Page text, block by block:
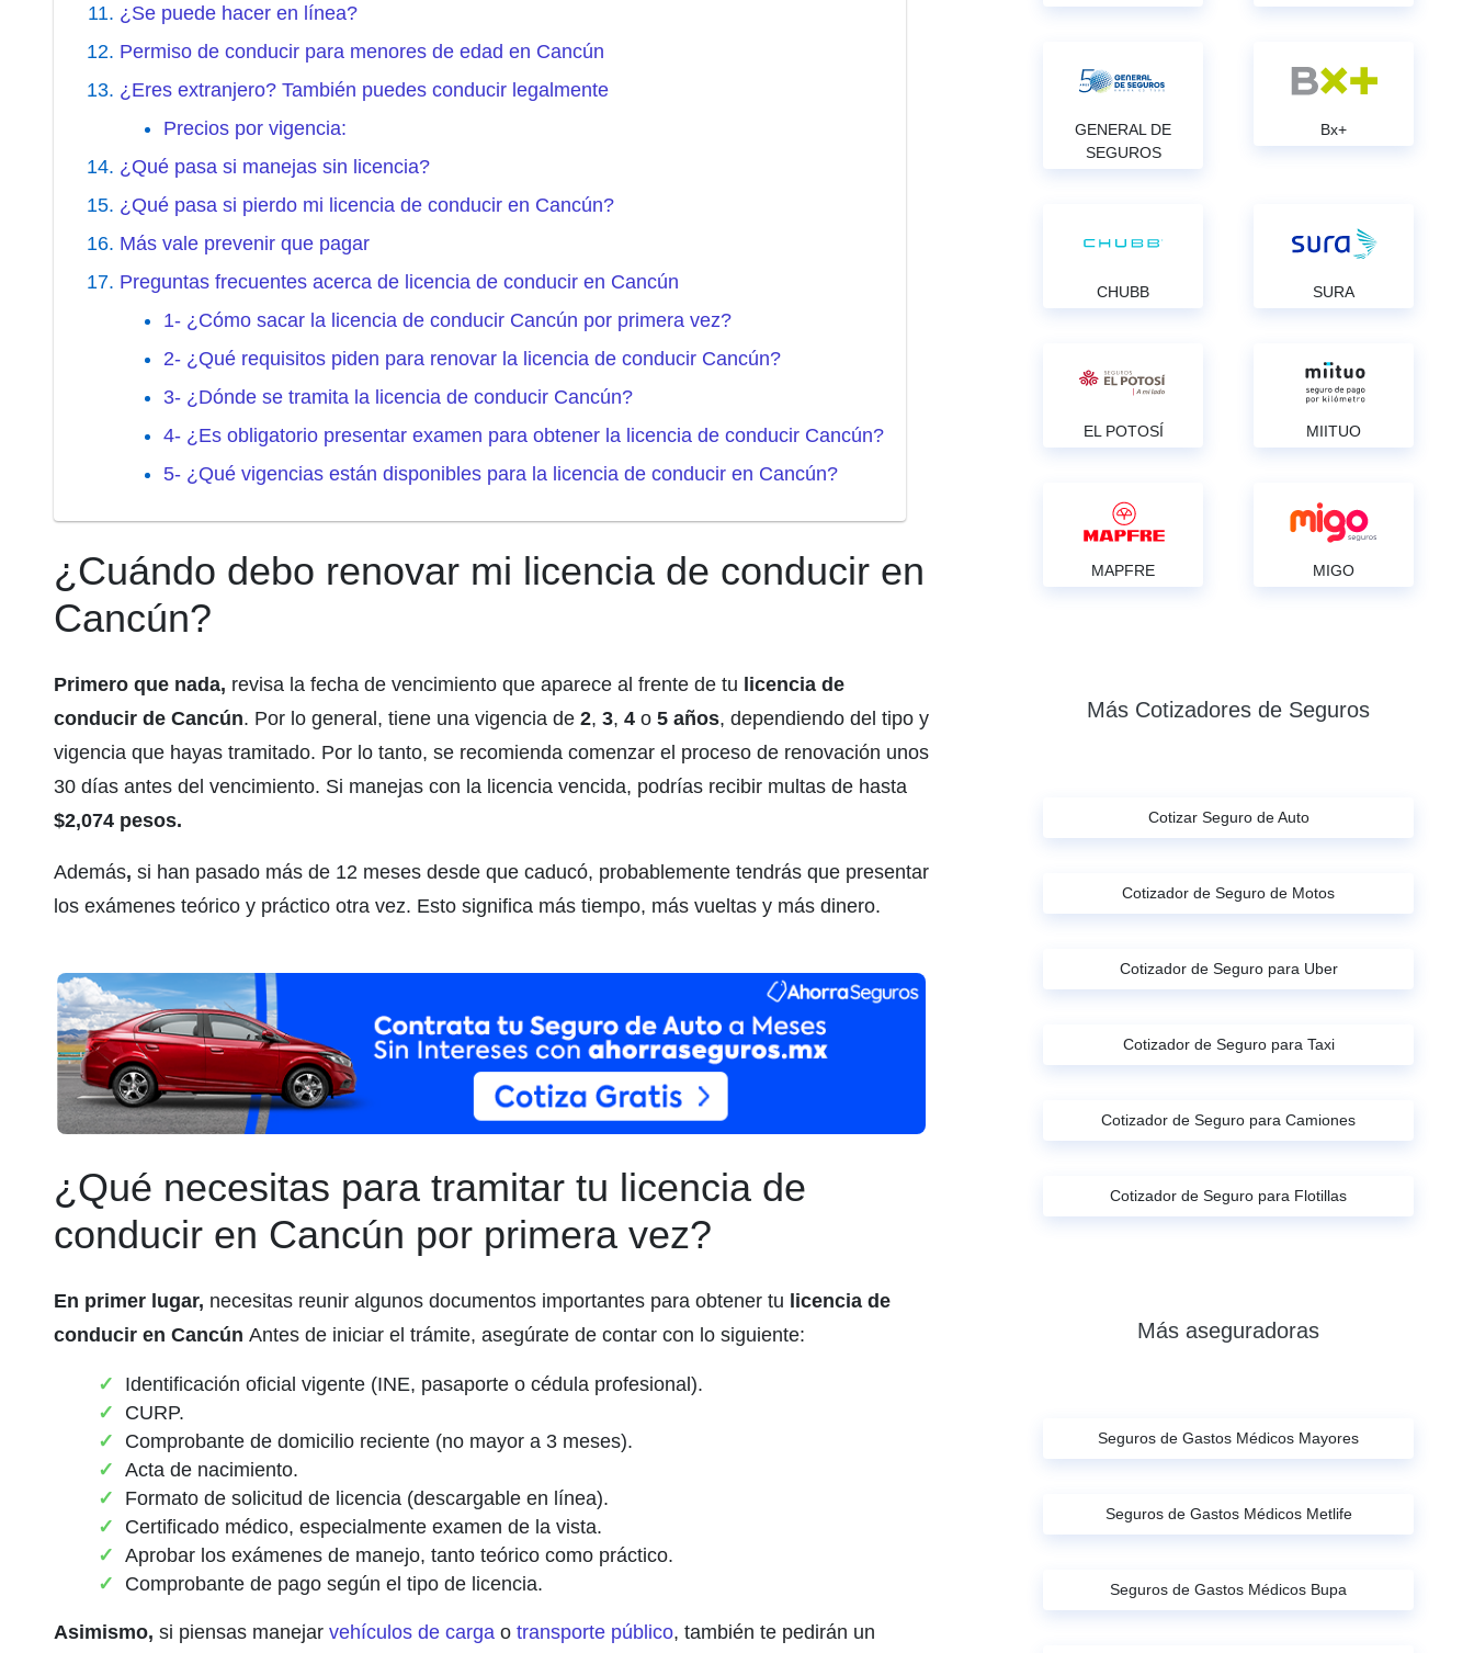
¿Se puede hacer en línea?
Permiso de conducir para menores de edad en Cancún
¿Eres extranjero? También puedes conducir legalmente
Precios por vigencia:
¿Qué pasa si manejas sin licencia?
¿Qué pasa si pierdo mi licencia de conducir en Cancún?
Más vale prevenir que pagar
Preguntas frecuentes acerca de licencia de conducir en Cancún
1- ¿Cómo sacar la licencia de conducir Cancún por primera vez?
2- ¿Qué requisitos piden para renovar la licencia de conducir Cancún?
3- ¿Dónde se tramita la licencia de conducir Cancún?
4- ¿Es obligatorio presentar examen para obtener la licencia de conducir Cancún?
5- ¿Qué vigencias están disponibles para la licencia de conducir en Cancún?
¿Cuándo debo renovar mi licencia de conducir en
Cancún?
Primero que nada, revisa la fecha de vencimiento que aparece al frente de tu licencia de
conducir de Cancún. Por lo general, tiene una vigencia de 2, 3, 4 o 5 años, dependiendo del tipo y
vigencia que hayas tramitado. Por lo tanto, se recomienda comenzar el proceso de renovación unos
30 días antes del vencimiento. Si manejas con la licencia vencida, podrías recibir multas de hasta
$2,074 pesos.
Además, si han pasado más de 12 meses desde que caducó, probablemente tendrás que presentar
los exámenes teórico y práctico otra vez. Esto significa más tiempo, más vueltas y más dinero.
¿Qué necesitas para tramitar tu licencia de
conducir en Cancún por primera vez?
En primer lugar, necesitas reunir algunos documentos importantes para obtener tu licencia de
conducir en Cancún Antes de iniciar el trámite, asegúrate de contar con lo siguiente:
Identificación oficial vigente (INE, pasaporte o cédula profesional).
CURP.
Comprobante de domicilio reciente (no mayor a 3 meses).
Acta de nacimiento.
Formato de solicitud de licencia (descargable en línea).
Certificado médico, especialmente examen de la vista.
Aprobar los exámenes de manejo, tanto teórico como práctico.
Comprobante de pago según el tipo de licencia.
Asimismo, si piensas manejar vehículos de carga o transporte público, también te pedirán un
GENERAL DE
SEGUROS
Bx+
CHUBB SURA
EL POTOSÍ MIITUO
MAPFRE MIGO
Más Cotizadores de Seguros
Cotizar Seguro de Auto
Cotizador de Seguro de Motos
Cotizador de Seguro para Uber
Cotizador de Seguro para Taxi
Cotizador de Seguro para Camiones
Cotizador de Seguro para Flotillas
Más aseguradoras
Seguros de Gastos Médicos Mayores
Seguros de Gastos Médicos Metlife
Seguros de Gastos Médicos Bupa